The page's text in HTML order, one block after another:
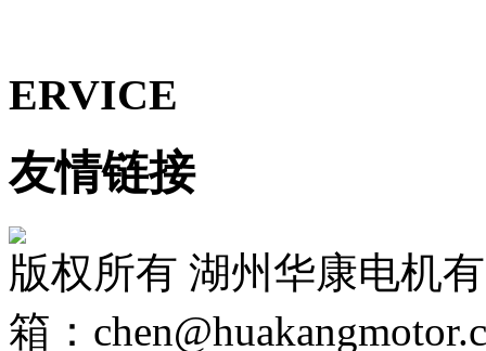
ERVICE
友情链接
版权所有 湖州华康电机
箱：